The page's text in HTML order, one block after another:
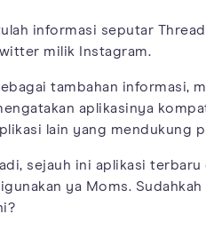
informasi seputar
milik Instagram.
tambahan informasi,
aplikasinya
lain yang mendukung
sejauh ini aplikasi terbaru
ya Moms.